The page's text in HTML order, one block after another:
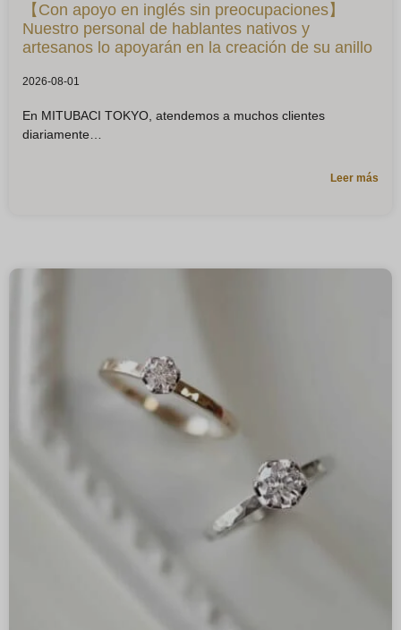
【Con apoyo en inglés sin preocupaciones】
Nuestro personal de hablantes nativos y
artesanos lo apoyarán en la creación de su anillo
2026-08-01
En MITUBACI TOKYO, atendemos a muchos clientes
diariamente
Leer más